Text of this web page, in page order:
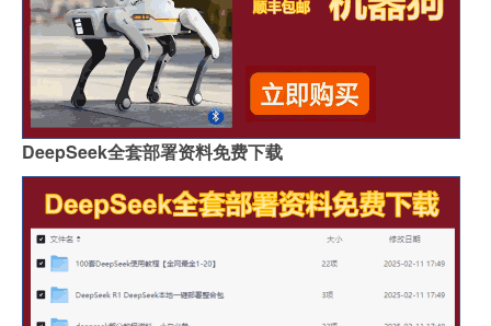
牛年创意拜年链接
古代足球规则
多大年纪穿裙子合适女生
DeepSeek全套部署资料免费下载